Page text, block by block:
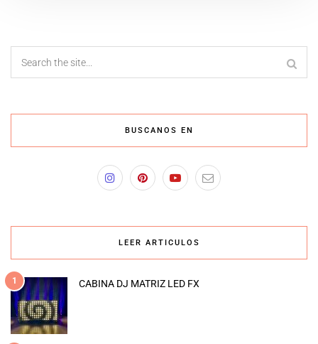
BUSCANOS EN
LEER ARTICULOS
1 CABINA DJ MATRIZ LED FX